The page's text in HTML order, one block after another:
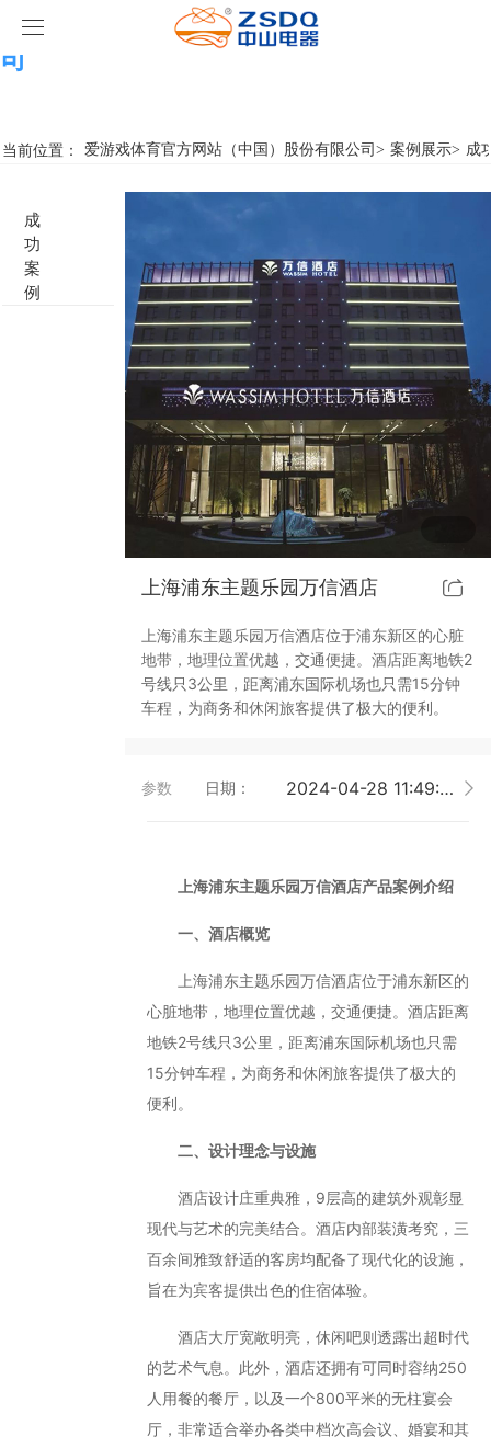
爱游戏体育官方网站（中国）股份有限公
司
产品中心
智能开关
雅典系列智能开关
轻典系列智能开关
怡典系列智能开关
智典系列智能开关
靓典系列智能开关
睿典系列智能开关
君典系列智能开关
凯越系列智能开关
精雕系列智能开关
70款的智能开关
标准86门显
标准带房号门显
非标定制门显
客控系统
客控系统方案1
客控系统方案2
客控系统方案3
客控系统方案4
客控系统方案5
智能家居系列
电动窗帘
无线开关插座
特色产品
壁龛式插卡取电
爱游戏体育官方网站（中国）股份有限公司
行业新闻
成功案例
爱游戏体育官方网站（中国）股份有限公司
当前位置： 爱游戏体育官方网站（中国）股份有限公司> 案例展示> 成
成
功
案
例
上海浦东主题乐园万信酒店
上海浦东主题乐园万信酒店位于浦东新区的心脏
地带，地理位置优越，交通便捷。酒店距离地铁2
号线只3公里，距离浦东国际机场也只需15分钟
车程，为商务和休闲旅客提供了极大的便利。
参数 日期： 2024-04-28 11:49:39
上海浦东主题乐园万信酒店产品案例介绍
一、酒店概览
上海浦东主题乐园万信酒店位于浦东新区的
心脏地带，地理位置优越，交通便捷。酒店距离
地铁2号线只3公里，距离浦东国际机场也只需
15分钟车程，为商务和休闲旅客提供了极大的
便利。
二、设计理念与设施
酒店设计庄重典雅，9层高的建筑外观彰显
现代与艺术的完美结合。酒店内部装潢考究，三
百余间雅致舒适的客房均配备了现代化的设施，
旨在为宾客提供出色的住宿体验。
酒店大厅宽敞明亮，休闲吧则透露出超时代
的艺术气息。此外，酒店还拥有可同时容纳250
人用餐的餐厅，以及一个800平米的无柱宴会
厅，非常适合举办各类中档次高会议、婚宴和其